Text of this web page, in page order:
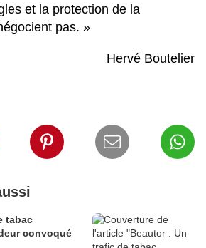
et la protection de la
pas. »
Hervé Boutelier
tabac
convoqué